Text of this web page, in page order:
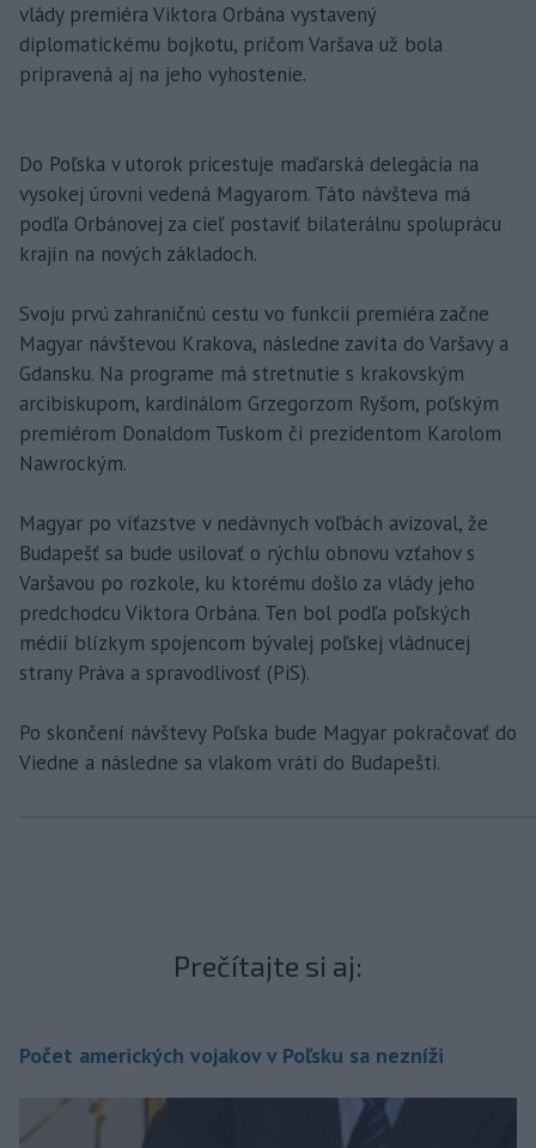
vlády premiéra Viktora Orbána vystavený
diplomatickému bojkotu, pričom Varšava už bola
pripravená aj na jeho vyhostenie.
Do Poľska v utorok pricestuje maďarská delegácia na
vysokej úrovni vedená Magyarom. Táto návšteva má
podľa Orbánovej za cieľ postaviť bilaterálnu spoluprácu
krajín na nových základoch.
Svoju prvú zahraničnú cestu vo funkcii premiéra začne
Magyar návštevou Krakova, následne zavíta do Varšavy a
Gdansku. Na programe má stretnutie s krakovským
arcibiskupom, kardinálom Grzegorzom Ryšom, poľským
premiérom Donaldom Tuskom či prezidentom Karolom
Nawrockým.
Magyar po víťazstve v nedávnych voľbách avizoval, že
Budapešť sa bude usilovať o rýchlu obnovu vzťahov s
Varšavou po rozkole, ku ktorému došlo za vlády jeho
predchodcu Viktora Orbána. Ten bol podľa poľských
médií blízkym spojencom bývalej poľskej vládnucej
strany Práva a spravodlivosť (PiS).
Po skončení návštevy Poľska bude Magyar pokračovať do
Viedne a následne sa vlakom vráti do Budapešti.
Prečítajte si aj:
Počet amerických vojakov v Poľsku sa nezníži